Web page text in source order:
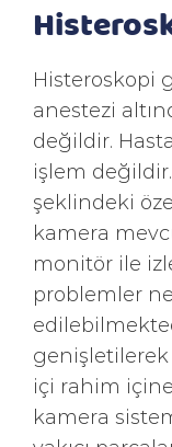
Histeroskopi
anestezi
değildir.
işlem
şeklindeki
kamera
monitör ile
problemler
içi rahim içine
kamera